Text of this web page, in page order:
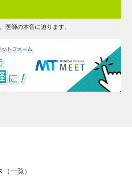
医師の本音に迫ります。
一覧）